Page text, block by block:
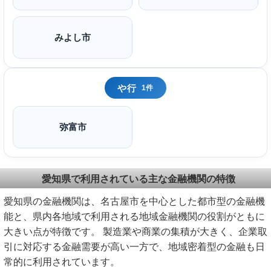
みよし市
や行 1件
弥富市
愛知県で利用されている主な金融機関の特徴
愛知県の金融機関は、名古屋市を中心とした都市型の金融機
能と、県内各地域で利用される地域金融機関の役割がともに
大きい点が特徴です。 製造業や商業の集積が大きく、企業取
引に対応する金融需要が高い一方で、地域密着型の金融も日
常的に利用されています。